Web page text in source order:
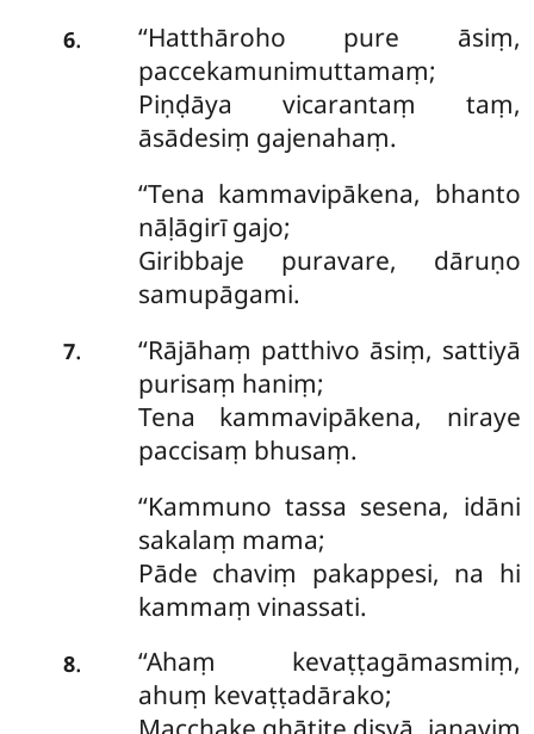
6.
‘‘Hatthāroho pure āsiṃ,
paccekamunimuttamaṃ;
Piṇḍāya vicarantaṃ taṃ,
āsādesiṃ gajenahaṃ.
‘‘Tena kammavipākena, bhanto
nāḷāgirī gajo;
Giribbaje puravare, dāruṇo
samupāgami.
7.
‘‘Rājāhaṃ patthivo āsiṃ, sattiyā
purisaṃ haniṃ;
Tena kammavipākena, niraye
paccisaṃ bhusaṃ.
‘‘Kammuno tassa sesena, idāni
sakalaṃ mama;
Pāde chaviṃ pakappesi, na hi
kammaṃ vinassati.
8. ‘‘Ahaṃ kevaṭṭagāmasmiṃ,
ahuṃ kevaṭṭadārako;